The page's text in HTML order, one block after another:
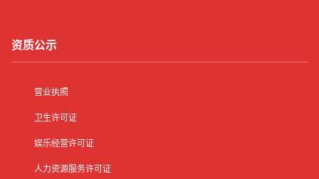
资质公示
营业执照
卫生许可证
娱乐经营许可证
人力资源服务许可证